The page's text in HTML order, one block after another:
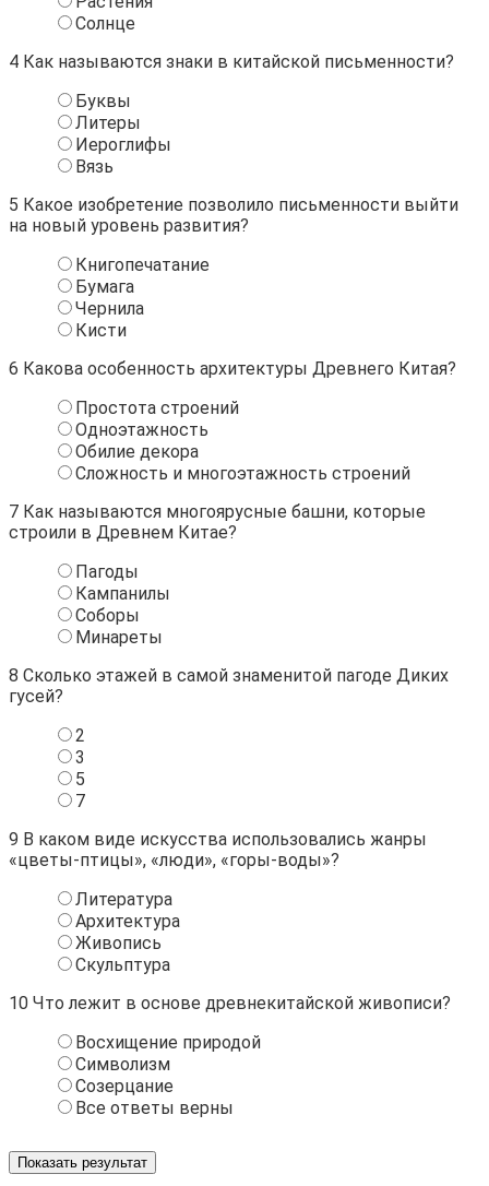
Солнце
4 Как называются знаки в китайской письменности?
Буквы
Литеры
Иероглифы
Вязь
5 Какое изобретение позволило письменности выйти
на новый уровень развития?
Книгопечатание
Бумага
Чернила
Кисти
6 Какова особенность архитектуры Древнего Китая?
Простота строений
Одноэтажность
Обилие декора
Сложность и многоэтажность строений
7 Как называются многоярусные башни, которые
строили в Древнем Китае?
Пагоды
Кампанилы
Соборы
Минареты
8 Сколько этажей в самой знаменитой пагоде Диких
гусей?
2
3
5
7
9 В каком виде искусства использовались жанры
«цветы-птицы», «люди», «горы-воды»?
Литература
Архитектура
Живопись
Скульптура
10 Что лежит в основе древнекитайской живописи?
Восхищение природой
Символизм
Созерцание
Все ответы верны
Показать результат